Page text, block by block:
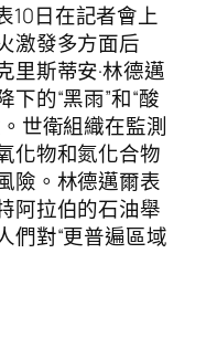
10日在記者會上
激發多方面后
里斯蒂安·林德邁
的“黑雨”和“酸
世衛組織在監測
化物和氮化合物
險。林德邁爾表
阿拉伯的石油舉
們對“更普遍區域